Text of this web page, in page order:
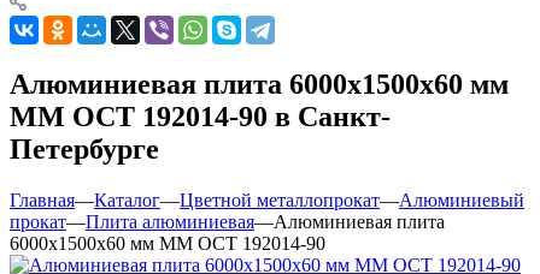
Алюминиевая плита 6000х1500х60 мм
ММ ОСТ 192014-90 в Санкт-
Петербурге
Главная—Каталог—Цветной металлопрокат—Алюминиевый
прокат—Плита алюминиевая—Алюминиевая плита
6000х1500х60 мм ММ ОСТ 192014-90